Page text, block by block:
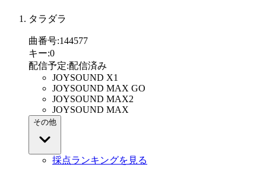
タラダラ
曲番号:144577
キー:0
配信予定:配信済み
JOYSOUND X1
JOYSOUND MAX GO
JOYSOUND MAX2
JOYSOUND MAX
その他
採点ランキングを見る